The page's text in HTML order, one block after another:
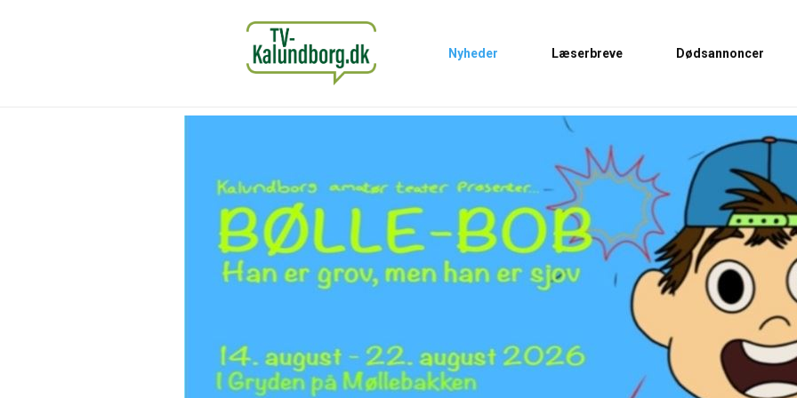
Nyheder Læserbreve Dødsannoncer